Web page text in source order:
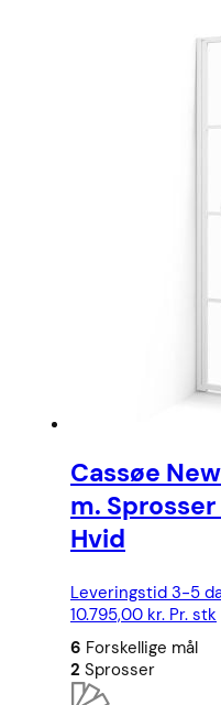
Cassøe
m. Sprosser
Hvid
Leveringstid 3-5
10.795,00 kr. Pr. stk
6 Forskellige mål
2 Sprosser